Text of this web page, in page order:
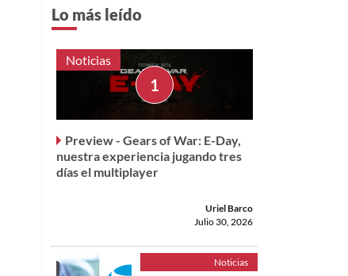
Lo más leído
Noticias
Preview - Gears of War: E-Day,
nuestra experiencia jugando tres
días el multiplayer
Uriel Barco
Julio 30, 2026
Noticias